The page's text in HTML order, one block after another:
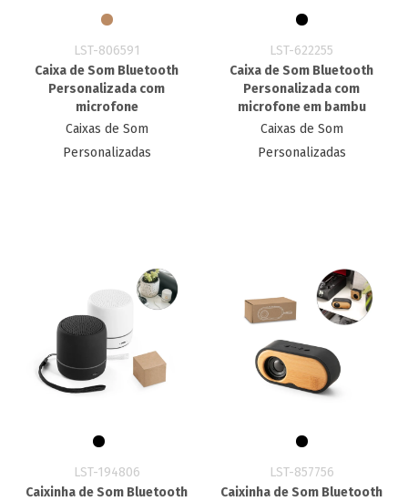
LST-806591
Caixa de Som Bluetooth
Personalizada com
microfone
Caixas de Som
Personalizadas
LST-622255
Caixa de Som Bluetooth
Personalizada com
microfone em bambu
Caixas de Som
Personalizadas
LST-194806
Caixinha de Som Bluetooth
LST-857756
Caixinha de Som Bluetooth